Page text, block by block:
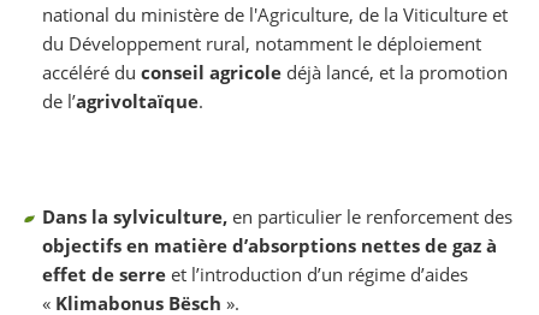
national du ministère de l'Agriculture, de la Viticulture et
du Développement rural, notamment le déploiement
accéléré du conseil agricole déjà lancé, et la promotion
de l’agrivoltaïque.
Dans la sylviculture, en particulier le renforcement des
objectifs en matière d’absorptions nettes de gaz à
effet de serre et l’introduction d’un régime d’aides
« Klimabonus Bësch ».